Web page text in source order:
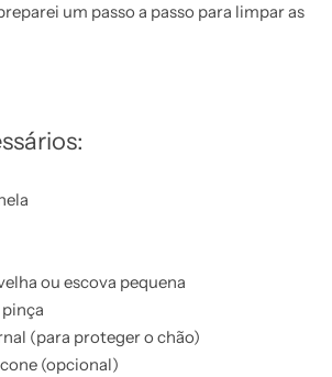
um passo a passo para limpar as
ou escova pequena
(para proteger o chão)
(opcional)